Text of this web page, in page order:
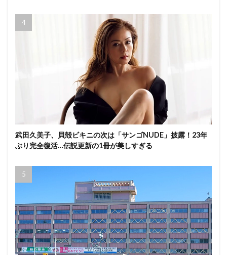
武田久美子、貝殻ビキニの次は「サンゴNUDE」披露！23年
ぶり完全復活…伝説更新の1冊が美しすぎる